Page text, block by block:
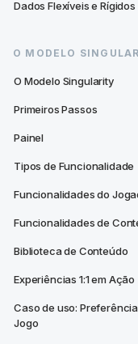
Dados Flexíveis e Rígidos
O MODELO
O Modelo Singularity
Primeiros Passos
Painel
Tipos de Funcionalidade
Funcionalidades do
Funcionalidades de
Biblioteca de Conteúdo
Experiências 1:1 em Ação
Caso de uso:
Jogo
Para criar um gatilho
favor replique o abaixo: